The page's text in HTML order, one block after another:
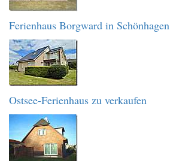
Ferienhaus Borgward in Schönhagen
Ostsee-Ferienhaus zu verkaufen